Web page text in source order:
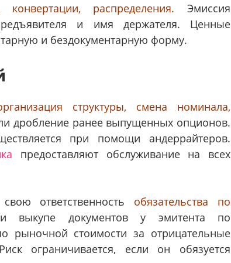
распределения. Эмиссия
и имя держателя. Ценные
и бездокументарную форму.
структуры, смена номинала,
дробление ранее выпущенных опционов.
при помощи андеррайтеров.
предоставляют обслуживание на всех
ответственность обязательства по
выкупе документов у эмитента по
рыночной стоимости за отрицательные
ограничивается, если он обязуется